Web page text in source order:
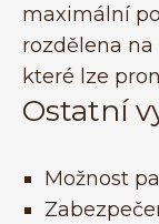
maximální
rozdělena na
které lze
Ostatní
Možnost